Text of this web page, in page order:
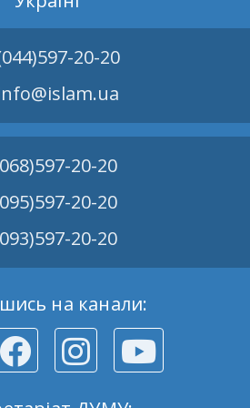
20-20
20-20
20-20
20-20
на канали: